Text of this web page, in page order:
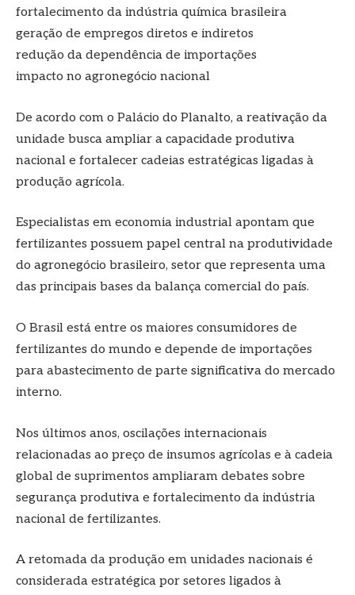
fortalecimento da indústria química brasileira
geração de empregos diretos e indiretos
redução da dependência de importações
impacto no agronegócio nacional
De acordo com o Palácio do Planalto, a reativação da
unidade busca ampliar a capacidade produtiva
nacional e fortalecer cadeias estratégicas ligadas à
produção agrícola.
Especialistas em economia industrial apontam que
fertilizantes possuem papel central na produtividade
do agronegócio brasileiro, setor que representa uma
das principais bases da balança comercial do país.
O Brasil está entre os maiores consumidores de
fertilizantes do mundo e depende de importações
para abastecimento de parte significativa do mercado
interno.
Nos últimos anos, oscilações internacionais
relacionadas ao preço de insumos agrícolas e à cadeia
global de suprimentos ampliaram debates sobre
segurança produtiva e fortalecimento da indústria
nacional de fertilizantes.
A retomada da produção em unidades nacionais é
considerada estratégica por setores ligados à